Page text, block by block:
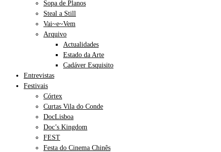
Sopa de Planos
Steal a Still
Vai~e~Vem
Arquivo
Actualidades
Estado da Arte
Cadáver Esquisito
Entrevistas
Festivais
Córtex
Curtas Vila do Conde
DocLisboa
Doc’s Kingdom
FEST
Festa do Cinema Chinês